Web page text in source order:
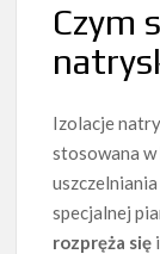
Czym
Izolacje
stosowana
specjalnej
rozpręża się